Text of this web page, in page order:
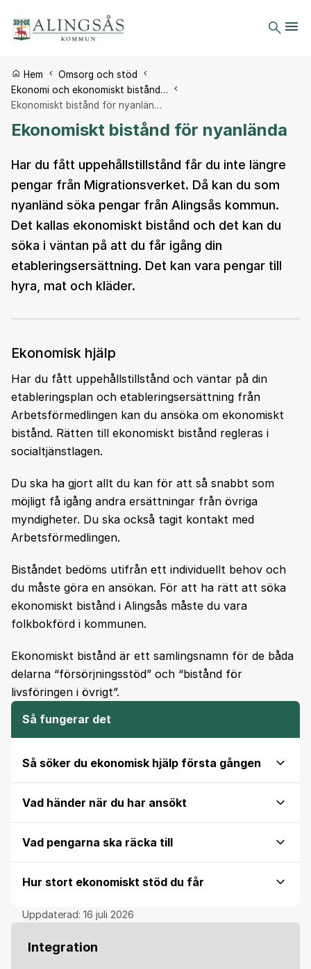
Du är här:
Hem
Omsorg och stöd
Ekonomi och ekonomiskt bistånd…
Ekonomiskt bistånd för nyanlän…
Ekonomiskt bistånd för nyanlända
Har du fått uppehållstillstånd får du inte längre
pengar från Migrationsverket. Då kan du som
nyanländ söka pengar från Alingsås kommun.
Det kallas ekonomiskt bistånd och det kan du
söka i väntan på att du får igång din
etableringsersättning. Det kan vara pengar till
hyra, mat och kläder.
Ekonomisk hjälp
Har du fått uppehållstillstånd och väntar på din
etableringsplan och etableringsersättning från
Arbetsförmedlingen kan du ansöka om ekonomiskt
bistånd. Rätten till ekonomiskt bistånd regleras i
socialtjänstlagen.
Du ska ha gjort allt du kan för att så snabbt som
möjligt få igång andra ersättningar från övriga
myndigheter. Du ska också tagit kontakt med
Arbetsförmedlingen.
Biståndet bedöms utifrån ett individuellt behov och
du måste göra en ansökan. För att ha rätt att söka
ekonomiskt bistånd i Alingsås måste du vara
folkbokförd i kommunen.
Ekonomiskt bistånd är ett samlingsnamn för de båda
delarna “försörjningsstöd” och “bistånd för
livsföringen i övrigt”.
Så fungerar det
Så söker du ekonomisk hjälp första gången
Vad händer när du har ansökt
Vad pengarna ska räcka till
Hur stort ekonomiskt stöd du får
Uppdaterad: 16 juli 2026
Integration